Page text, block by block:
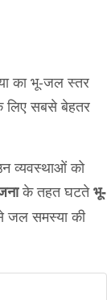
का भू-जल स्तर
लिए सबसे बेहतर
व्यवस्थाओं को
के तहत घटतेभू-
जल समस्या की